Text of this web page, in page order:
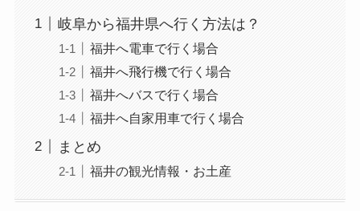
岐阜から福井県へ行く方法は？
福井へ電車で行く場合
福井へ飛行機で行く場合
福井へバスで行く場合
福井へ自家用車で行く場合
まとめ
福井の観光情報・お土産